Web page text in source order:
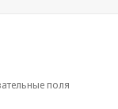
поля